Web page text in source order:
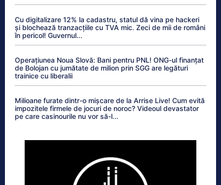
Cu digitalizare 12% la cadastru, statul dă vina pe hackeri
și blochează tranzacțiile cu TVA mic. Zeci de mii de români
în pericol! Guvernul...
Operațiunea Noua Slovă: Bani pentru PNL! ONG-ul finanțat
de Bolojan cu jumătate de milion prin SGG are legături
trainice cu liberalii
Milioane furate dintr-o mișcare de la Arrise Live! Cum evită
impozitele firmele de jocuri de noroc? Videoul devastator
pe care casinourile nu vor să-l...